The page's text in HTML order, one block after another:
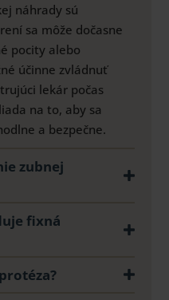
náhrady sú
sa môže dočasne
pocity alebo
účinne zvládnuť
lekár počas
na to, aby sa
a bezpečne.
zubnej
fixná